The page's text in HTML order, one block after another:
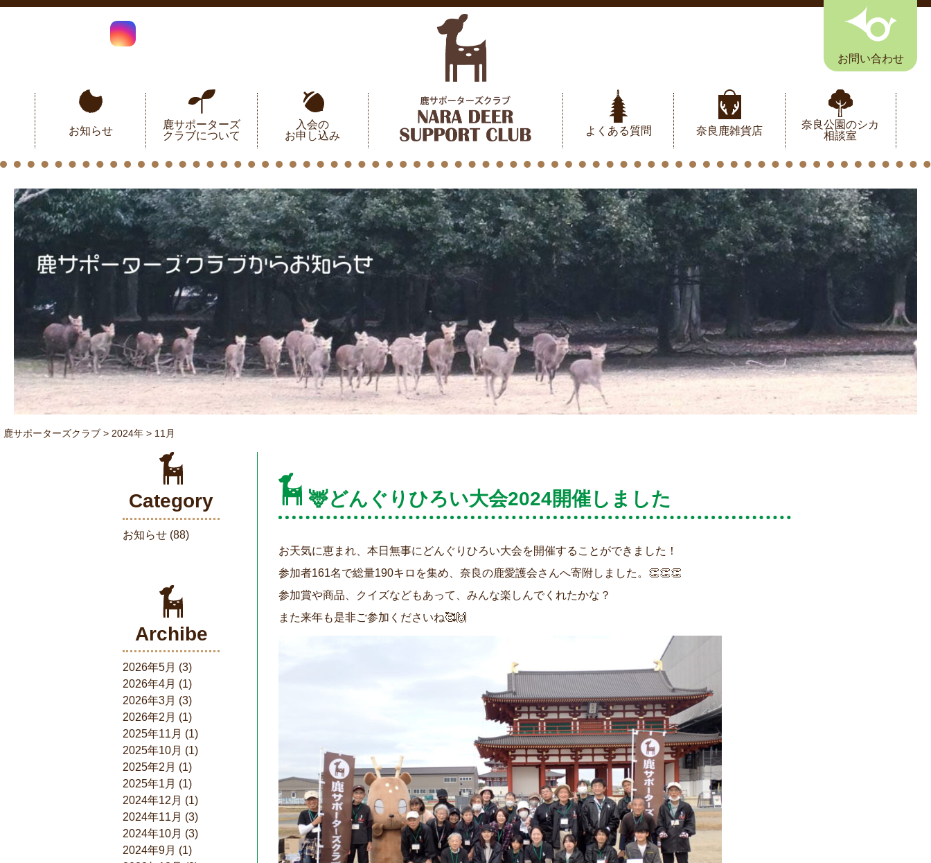
お問い合わせ
お知らせ
鹿サポーターズ
クラブについて
入会の
お申し込み
よくある質問 奈良鹿雑貨店
奈良公園のシカ
相談室
鹿サポーターズクラブ > 2024年 > 11月
Category
お知らせ (88)
Archibe
2026年5月 (3)
2026年4月 (1)
2026年3月 (3)
2026年2月 (1)
2025年11月 (1)
2025年10月 (1)
2025年2月 (1)
2025年1月 (1)
2024年12月 (1)
2024年11月 (3)
2024年10月 (3)
2024年9月 (1)
🦌どんぐりひろい大会2024開催しました
お天気に恵まれ、本日無事にどんぐりひろい大会を開催することができました！
参加者161名で総量190キロを集め、奈良の鹿愛護会さんへ寄附しました。👏👏👏
参加賞や商品、クイズなどもあって、みんな楽しんでくれたかな？
また来年も是非ご参加くださいね🥰🙌